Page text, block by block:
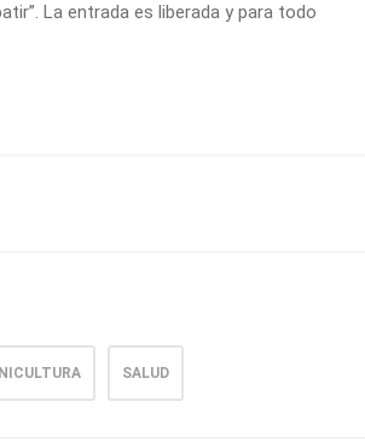
La entrada es liberada y para todo
SALUD